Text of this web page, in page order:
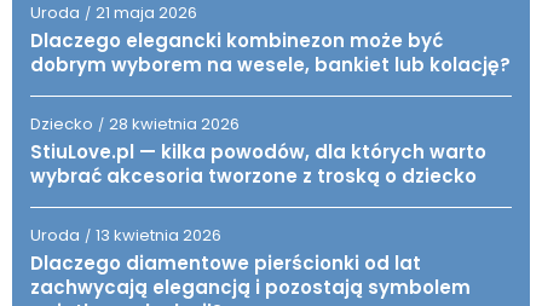
Uroda / 21 maja 2026
Dlaczego elegancki kombinezon może być
dobrym wyborem na wesele, bankiet lub kolację?
Dziecko / 28 kwietnia 2026
StiuLove.pl — kilka powodów, dla których warto
wybrać akcesoria tworzone z troską o dziecko
Uroda / 13 kwietnia 2026
Dlaczego diamentowe pierścionki od lat
zachwycają elegancją i pozostają symbolem